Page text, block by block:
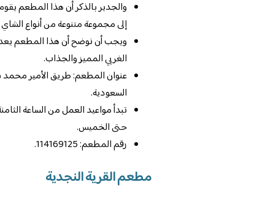
والجدير بالذكر أن هذا المطعم
إلى مجموعة متنوعة من أنواع
ويجب أن نوضح أن هذا المطعم يعد
الغربي المميز والجذاب.
السعودية.
تبدأ مواعيد العمل من الساعة
حتى الخميس.
رقم المطعم: 114169125.
مطعم القرية النجدية